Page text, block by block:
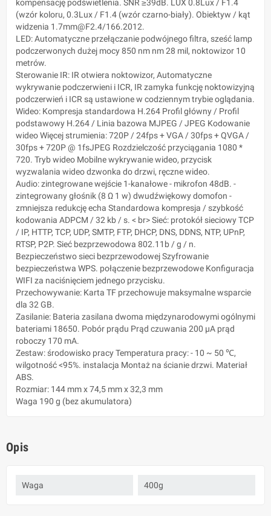
kompensację podświetlenia. SNR ≥39dB. LUX 0.8Lux / F1.4
(wzór koloru, 0.3Lux / F1.4 (wzór czarno-biały). Obiektyw / kąt
widzenia 1.7mm@F2.4/166.2012.
LED: Automatyczne przełączanie podwójnego filtra, sześć lamp
podczerwonych dużej mocy 850 nm nm 28 mil, noktowizor 10
metrów.
Sterowanie IR: IR otwiera noktowizor, Automatyczne
wykrywanie podczerwieni i ICR, IR zamyka funkcję noktowizyjną
podczerwień i ICR są ustawione w codziennym trybie oglądania.
Wideo: Kompresja standardowa H.264 Profil główny / Profil
podstawowy H.264 / Linia bazowa MJPEG / JPEG Kodowanie
wideo Więcej strumienia: 720P / 24fps + VGA / 30fps + QVGA /
30fps + 720P @ 1fsJPEG Rozdzielczość przyciągania 1080 *
720. Tryb wideo Mobilne wykrywanie wideo, przycisk
wyzwalania wideo dzwonka do drzwi, ręczne wideo.
Audio: zintegrowane wejście 1-kanałowe - mikrofon 48dB. -
zintegrowany głośnik (8 Ω 1 w) dwudźwiękowy domofon -
zmniejsza redukcję echa Standardowa kompresja / szybkość
kodowania ADPCM / 32 kb / s. < br> Sieć: protokół sieciowy TCP
/ IP, HTTP, TCP, UDP, SMTP, FTP, DHCP, DNS, DDNS, NTP, UPnP,
RTSP, P2P. Sieć bezprzewodowa 802.11b / g / n.
Bezpieczeństwo sieci bezprzewodowej Szyfrowanie
bezpieczeństwa WPS. połączenie bezprzewodowe Konfiguracja
WIFI za naciśnięciem jednego przycisku.
Przechowywanie: Karta TF przechowuje maksymalne wsparcie
dla 32 GB.
Zasilanie: Bateria zasilana dwoma międzynarodowymi ogólnymi
bateriami 18650. Pobór prądu Prąd czuwania 200 µA prąd
roboczy 170 mA.
Zestaw: środowisko pracy Temperatura pracy: - 10 ~ 50 ℃,
wilgotność <95%. instalacja Montaż na ścianie drzwi. Materiał
ABS.
Rozmiar: 144 mm x 74,5 mm x 32,3 mm
Waga 190 g (bez akumulatora)
Opis
Waga 400g